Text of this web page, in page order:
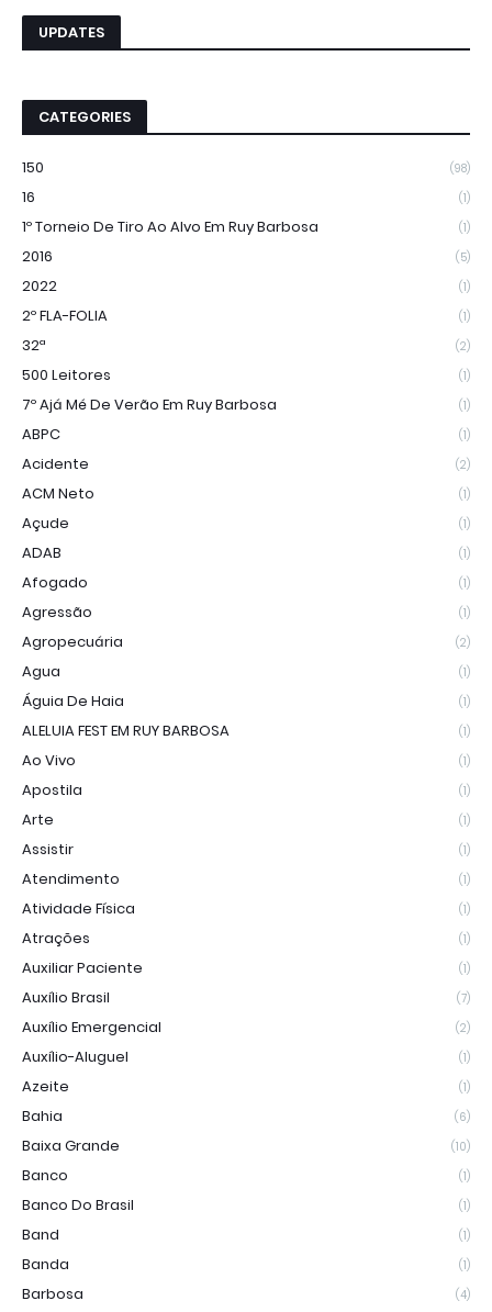
UPDATES
CATEGORIES
150 (98)
16 (1)
1º Torneio De Tiro Ao Alvo Em Ruy Barbosa (1)
2016 (5)
2022 (1)
2º FLA-FOLIA (1)
32ª (2)
500 Leitores (1)
7º Ajá Mé De Verão Em Ruy Barbosa (1)
ABPC (1)
Acidente (2)
ACM Neto (1)
Açude (1)
ADAB (1)
Afogado (1)
Agressão (1)
Agropecuária (2)
Agua (1)
Águia De Haia (1)
ALELUIA FEST EM RUY BARBOSA (1)
Ao Vivo (1)
Apostila (1)
Arte (1)
Assistir (1)
Atendimento (1)
Atividade Física (1)
Atrações (1)
Auxiliar Paciente (1)
Auxílio Brasil (7)
Auxílio Emergencial (2)
Auxílio-Aluguel (1)
Azeite (1)
Bahia (6)
Baixa Grande (10)
Banco (1)
Banco Do Brasil (1)
Band (1)
Banda (1)
Barbosa (4)